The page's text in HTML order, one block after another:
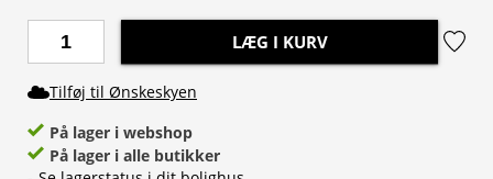
LÆG I KURV
Tilføj til Ønskeskyen
På lager i webshop
På lager i alle butikker